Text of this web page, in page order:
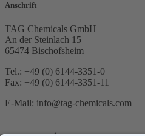
Anschrift
TAG Chemicals GmbH
An der Steinlach 15
65474 Bischofsheim
Tel.: +49 (0) 6144-3351-0
Fax: +49 (0) 6144-3351-11
E-Mail: info@tag-chemicals.com